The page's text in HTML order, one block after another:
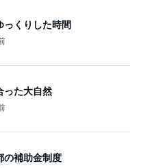
っくりした時間
った大自然
の補助金制度